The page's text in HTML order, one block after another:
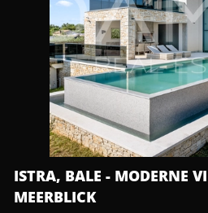
ISTRA, BALE - MODERNE
MEERBLICK